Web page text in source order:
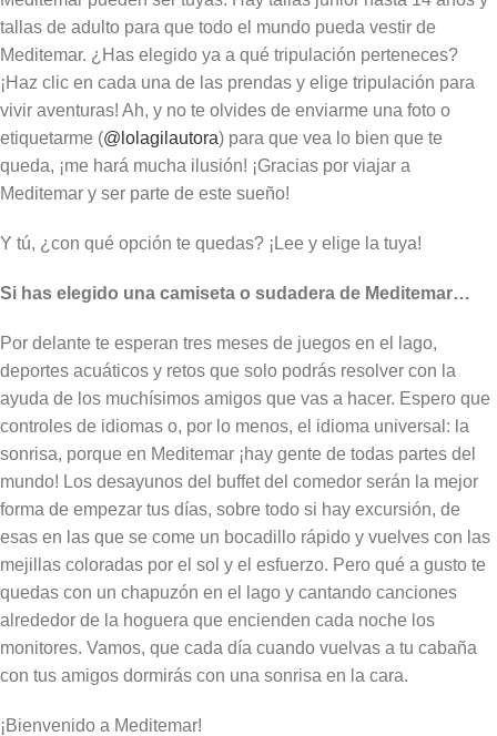
tallas de adulto para que todo el mundo pueda vestir de
Meditemar. ¿Has elegido ya a qué tripulación perteneces?
¡Haz clic en cada una de las prendas y elige tripulación para
vivir aventuras! Ah, y no te olvides de enviarme una foto o
etiquetarme (@lolagilautora) para que vea lo bien que te
queda, ¡me hará mucha ilusión! ¡Gracias por viajar a
Meditemar y ser parte de este sueño!
Y tú, ¿con qué opción te quedas? ¡Lee y elige la tuya!
Si has elegido una camiseta o sudadera de Meditemar…
Por delante te esperan tres meses de juegos en el lago,
deportes acuáticos y retos que solo podrás resolver con la
ayuda de los muchísimos amigos que vas a hacer. Espero que
controles de idiomas o, por lo menos, el idioma universal: la
sonrisa, porque en Meditemar ¡hay gente de todas partes del
mundo! Los desayunos del buffet del comedor serán la mejor
forma de empezar tus días, sobre todo si hay excursión, de
esas en las que se come un bocadillo rápido y vuelves con las
mejillas coloradas por el sol y el esfuerzo. Pero qué a gusto te
quedas con un chapuzón en el lago y cantando canciones
alrededor de la hoguera que encienden cada noche los
monitores. Vamos, que cada día cuando vuelvas a tu cabaña
con tus amigos dormirás con una sonrisa en la cara.
¡Bienvenido a Meditemar!